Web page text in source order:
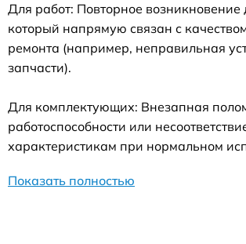
Для работ: Повторное возникновение
который напрямую связан с
ремонта (например, неправильная
запчасти).
Для комплектующих: Внезапная
работоспособности или
характеристикам при нормальном
Показать полностью